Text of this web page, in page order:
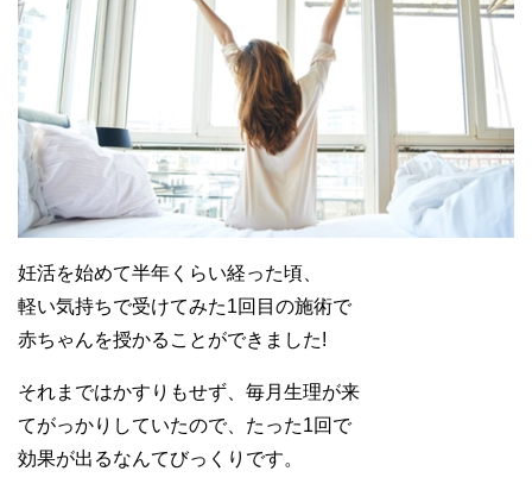
妊活を始めて半年くらい経った頃、
軽い気持ちで受けてみた1回目の施術で
赤ちゃんを授かることができました!
それまではかすりもせず、毎月生理が来
てがっかりしていたので、たった1回で
効果が出るなんてびっくりです。